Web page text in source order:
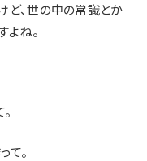
ど、世の中の常識とか
よね。
て。